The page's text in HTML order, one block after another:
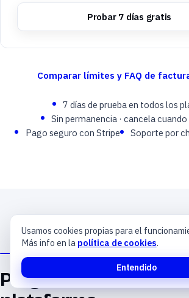
Probar 7 días gratis
Comparar límites y FAQ de
7 días de prueba en todos los
Sin permanencia · cancela cuando
Pago seguro con Stripe
Soporte por
Preguntas sobre la
Usamos cookies propias para el
Más info en la política de cookies.
Entendido